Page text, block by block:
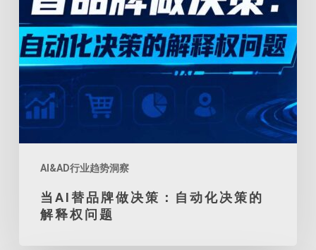
AI&AD行业趋势洞察
策：
自
动
决
策
的
当AI替品牌做决策：自动化决策的
解释权问题